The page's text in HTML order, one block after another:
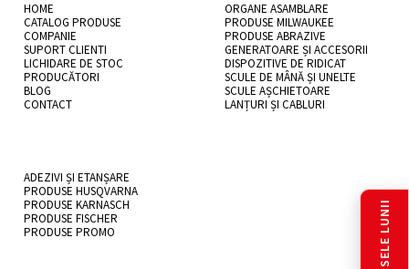
HOME
CATALOG PRODUSE
COMPANIE
SUPORT CLIENTI
LICHIDARE DE STOC
PRODUCĂTORI
BLOG
CONTACT
ORGANE ASAMBLARE
PRODUSE MILWAUKEE
PRODUSE ABRAZIVE
GENERATOARE ȘI ACCESORII
DISPOZITIVE DE RIDICAT
SCULE DE MÂNĂ ȘI UNELTE
SCULE AȘCHIETOARE
LANȚURI ȘI CABLURI
ADEZIVI ȘI ETANȘARE
PRODUSE HUSQVARNA
PRODUSE KARNASCH
PRODUSE FISCHER
PRODUSE PROMO